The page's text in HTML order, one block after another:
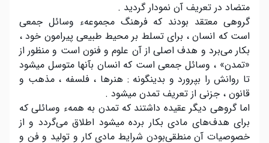
متضاد در تعریف آن نمودار گردید .
گروهی معتقد بودند که فرهنگ مجموعهء وسائل جمعی
است که انسان ، برای تسلط بر محیط طبیعی پیرامون خود ،
بکار می‌برد و هدف اصلی از آن علوم و فنون است و منظور از
«تمدن» ، وسائل جمعی است که انسان بآنها متوسل میشود
تا روانش را بپرورد و بدینگونه : هنرها ، فلسفه ، مذهب و
قانون ، جزنی از تعریف تمدن میشود .
اما گروهی دیگر عقیده داشتند که تمدن به همهء وسائلی که
برای هدف‌های مادی بکار برده میشود اطلاق می‌گردد و از
خصوصیات آن منطقی‌بودن شرایط مادی کار و تولید و فن و